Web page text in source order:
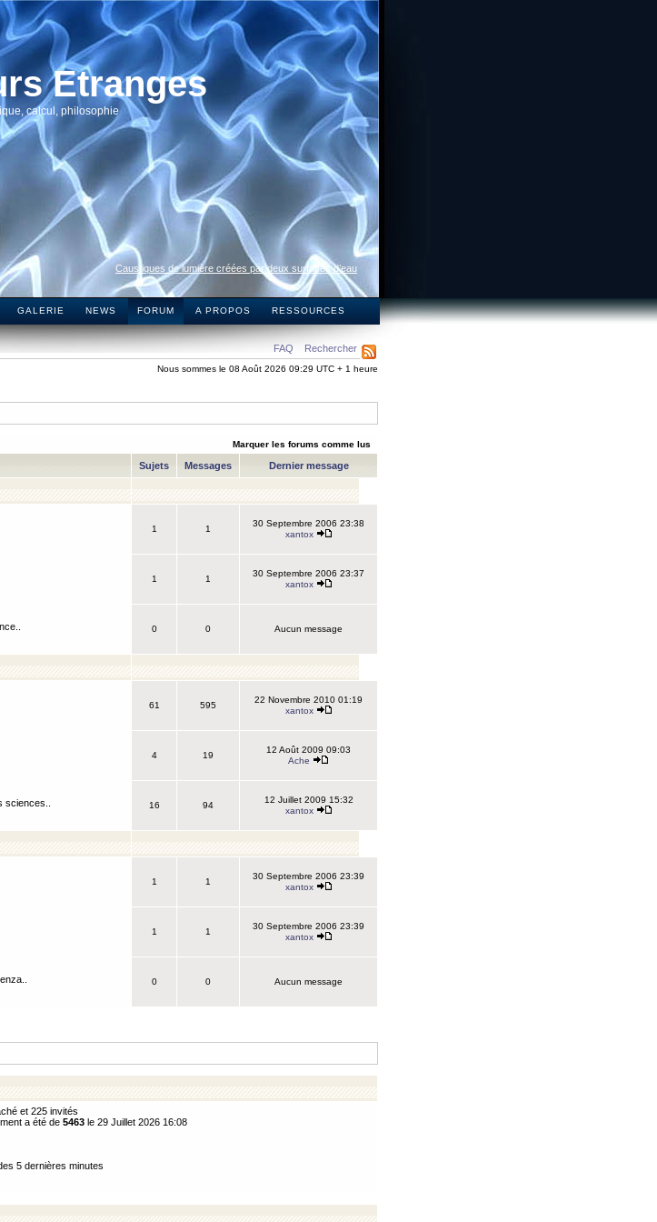
Etranges
calcul, philosophie
Caustiques de lumière créées par deux surfaces d’eau
GALERIE NEWS FORUM A PROPOS RESSOURCES
FAQ Rechercher
Nous sommes le 08 Août 2026 09:29 UTC + 1 heure
Marquer les forums comme lus
Sujets Messages Dernier message
1 1
30 Septembre 2006 23:38
xantox
1 1
30 Septembre 2006 23:37
xantox
0 0 Aucun message
61 595
22 Novembre 2010 01:19
xantox
4 19
12 Août 2009 09:03
Ache
sciences..
16 94
12 Juillet 2009 15:32
xantox
1 1
30 Septembre 2006 23:39
xantox
1 1
30 Septembre 2006 23:39
xantox
0 0 Aucun message
et 225 invités
a été de 5463 le 29 Juillet 2026 16:08
5 dernières minutes